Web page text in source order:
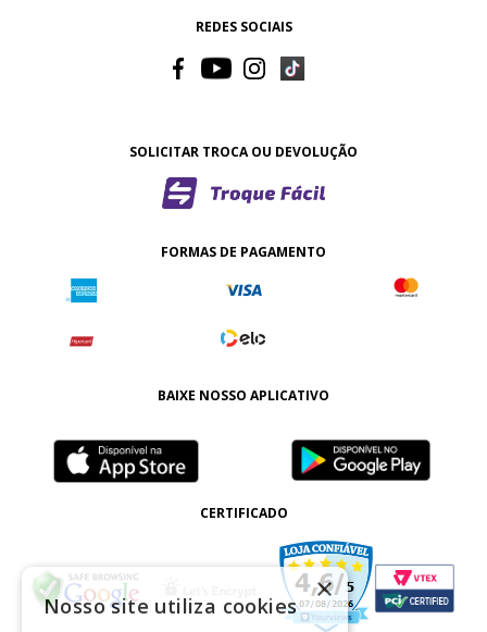
REDES SOCIAIS
SOLICITAR TROCA OU DEVOLUÇÃO
FORMAS DE PAGAMENTO
BAIXE NOSSO APLICATIVO
CERTIFICADO
×
Nosso site utiliza cookies